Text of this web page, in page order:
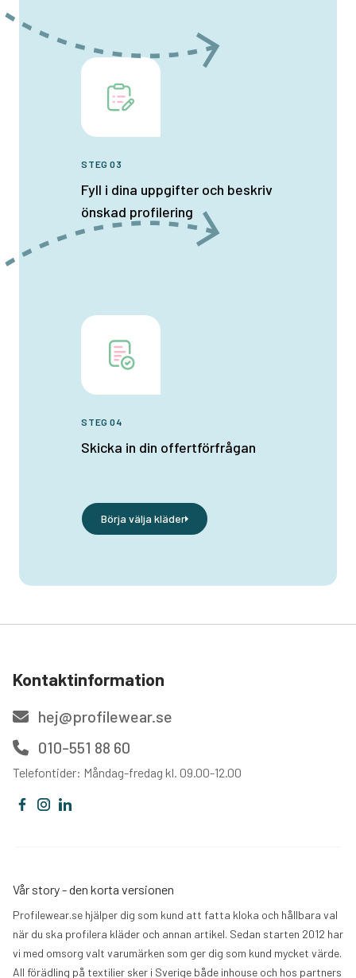
STEG 03
Fyll i dina uppgifter och beskriv
önskad profilering
STEG 04
Skicka in din offertförfrågan
Börja välja kläder
Kontaktinformation
hej@profilewear.se
010-551 88 60
Telefontider: Måndag-fredag kl. 09.00-12.00
Vår story - den korta versionen
Profilewear.se hjälper dig som kund att fatta kloka och hållbara val
när du ska profilera kläder och annan artikel. Sedan starten 2012 har
vi med omsorg valt varumärken som ger dig som kund mycket värde.
All förädling på textilier sker i Sverige både inhouse och hos partners